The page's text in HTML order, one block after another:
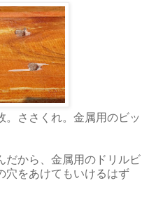
。ささくれ。金属用のビッ
だから、金属用のドリルビ
穴をあけてもいけるはず